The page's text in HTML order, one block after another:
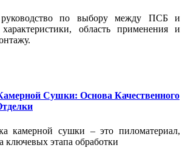
руководство по выбору между ПСБ и
область применения и
Сушки: Основа Качественного
камерной сушки – это пиломатериал,
ключевых этапа обработки